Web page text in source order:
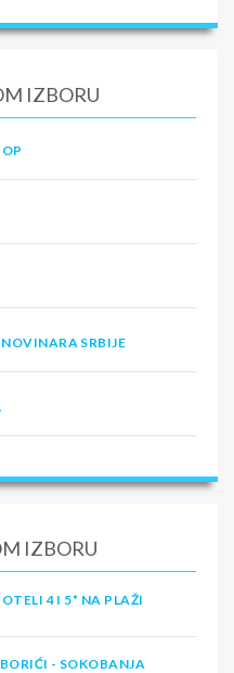
IZBORU
SRBIJE
IZBORU
4 I 5* NA PLAŽI
- SOKOBANJA